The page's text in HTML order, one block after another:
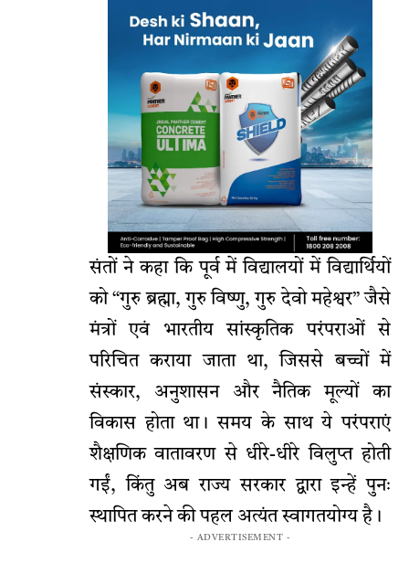
संतों ने कहा कि पूर्व में विद्यालयों में विद्यार्थियों
को “गुरु ब्रह्मा, गुरु विष्णु, गुरु देवो महेश्वर” जैसे
मंत्रों एवं भारतीय सांस्कृतिक परंपराओं से
परिचित कराया जाता था, जिससे बच्चों में
संस्कार, अनुशासन और नैतिक मूल्यों का
विकास होता था। समय के साथ ये परंपराएं
शैक्षणिक वातावरण से धीरे-धीरे विलुप्त होती
गईं, किंतु अब राज्य सरकार द्वारा इन्हें पुनः
स्थापित करने की पहल अत्यंत स्वागतयोग्य है।
- ADVERTISEMENT -